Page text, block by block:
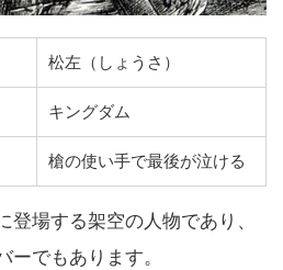
松左（しょうさ）
キングダム
槍の使い手で最後が泣ける
場する架空の人物であり、
でもあります。